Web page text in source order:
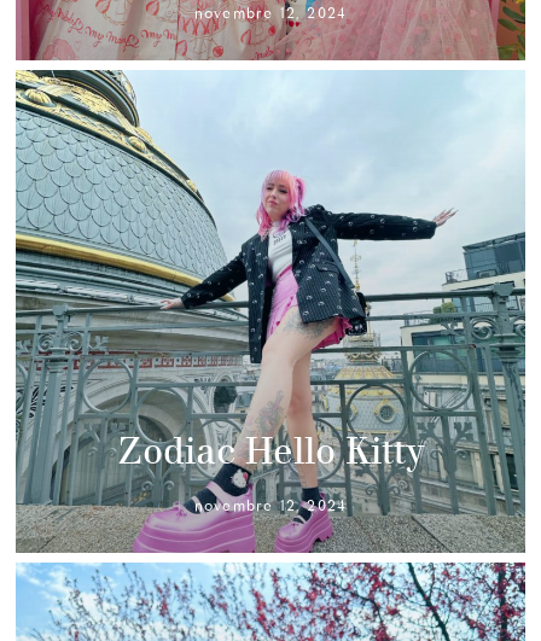
novembre 12, 2024
Zodiac Hello Kitty
novembre 12, 2024